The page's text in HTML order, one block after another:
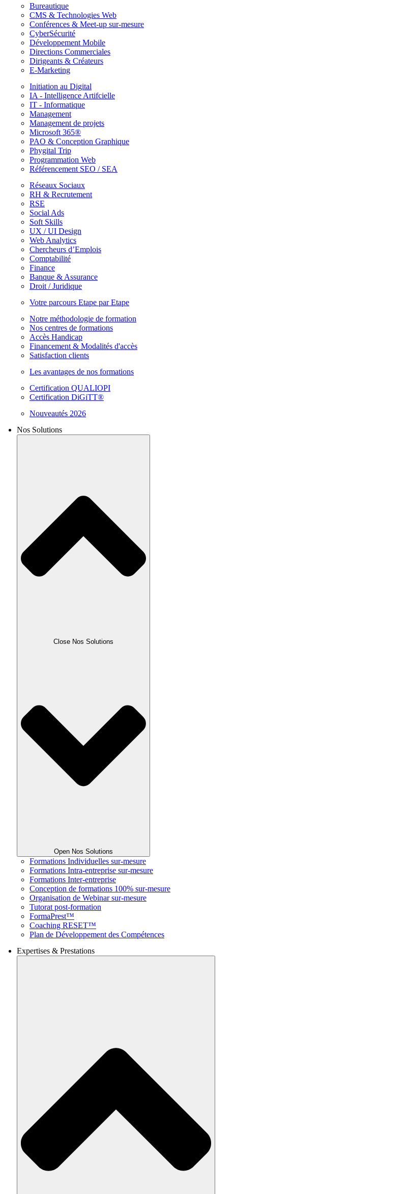
Bureautique
CMS & Technologies Web
Conférences & Meet-up sur-mesure
CyberSécurité
Développement Mobile
Directions Commerciales
Dirigeants & Créateurs
E-Marketing
Initiation au Digital
IA - Intelligence Artifcielle
IT - Informatique
Management
Management de projets
Microsoft 365®
PAO & Conception Graphique
Phygital Trip
Programmation Web
Référencement SEO / SEA
Réseaux Sociaux
RH & Recrutement
RSE
Social Ads
Soft Skills
UX / UI Design
Web Analytics
Chercheurs d’Emplois
Comptabilité
Finance
Banque & Assurance
Droit / Juridique
Votre parcours Etape par Etape
Notre méthodologie de formation
Nos centres de formations
Accès Handicap
Financement & Modalités d'accès
Satisfaction clients
Les avantages de nos formations
Certification QUALIOPI
Certification DiGiTT®
Nouveautés 2026
Nos Solutions
Close Nos Solutions
Open Nos Solutions
Formations Individuelles sur-mesure
Formations Intra-entreprise sur-mesure
Formations Inter-entreprise
Conception de formations 100% sur-mesure
Organisation de Webinar sur-mesure
Tutorat post-formation
FormaPrest™
Coaching RESET™
Plan de Développement des Compétences
Expertises & Prestations